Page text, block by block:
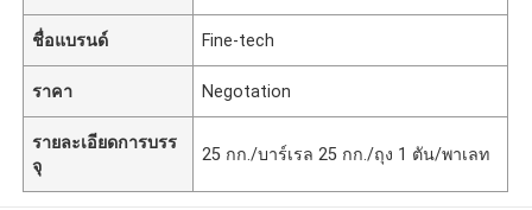
ชื่อแบรนด์ Fine-tech
ราคา Negotation
รายละเอียดการบรร
จุ
25 กก./บาร์เรล 25 กก./ถุง 1 ตัน/พาเลท